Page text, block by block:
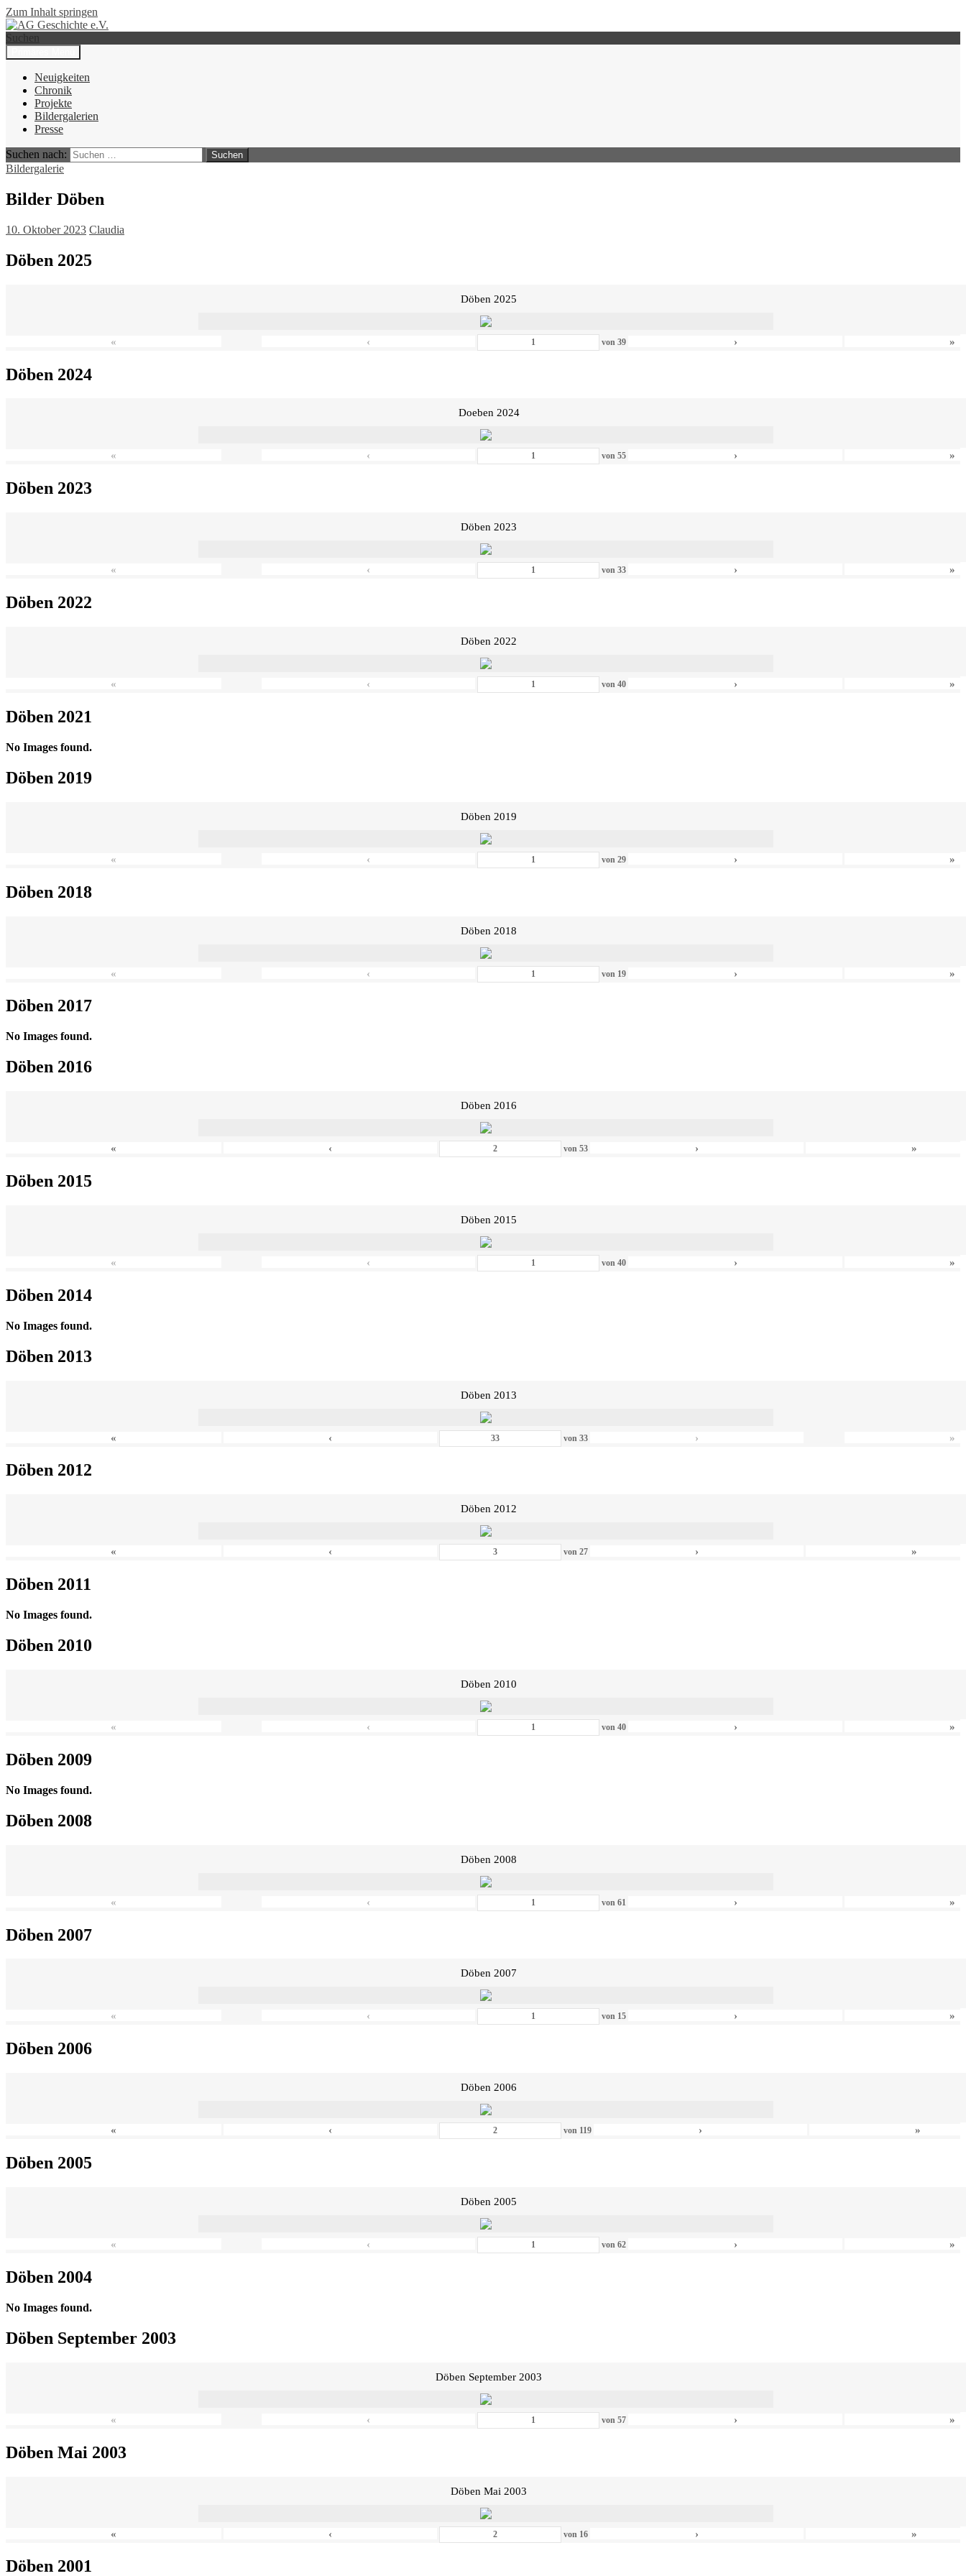
Zum Inhalt springen
AG Geschichte e.V.
Suchen
Neuigkeiten
Chronik
Projekte
Bildergalerien
Presse
Suchen nach:
Bildergalerie
Bilder Döben
10. Oktober 2023 Claudia
Döben 2025
Döben 2025
« ‹ von39 › »
Döben 2024
Doeben 2024
« ‹ von55 › »
Döben 2023
Döben 2023
« ‹ von33 › »
Döben 2022
Döben 2022
« ‹ von40 › »
Döben 2021
No Images found.
Döben 2019
Döben 2019
« ‹ von29 › »
Döben 2018
Döben 2018
« ‹ von 19 › »
Döben 2017
No Images found.
Döben 2016
Döben 2016
« ‹ von53 › »
Döben 2015
Döben 2015
« ‹ von40 › »
Döben 2014
No Images found.
Döben 2013
Döben 2013
« ‹ von33 › »
Döben 2012
Döben 2012
« ‹ von27 › »
Döben 2011
No Images found.
Döben 2010
Döben 2010
« ‹ von40 › »
Döben 2009
No Images found.
Döben 2008
Döben 2008
« ‹ von61 › »
Döben 2007
Döben 2007
« ‹ von 15 › »
Döben 2006
Döben 2006
« ‹ von 119 › »
Döben 2005
Döben 2005
« ‹ von62 › »
Döben 2004
No Images found.
Döben September 2003
Döben September 2003
« ‹ von57 › »
Döben Mai 2003
Döben Mai 2003
« ‹ von 16 › »
Döben 2001